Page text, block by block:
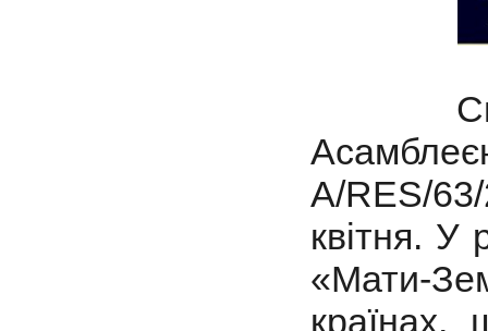
Свято
A/RES/
квітня. У
«Мати-
країнах,